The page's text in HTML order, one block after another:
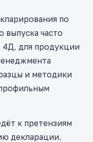
по
выпуска часто
для продукции
и методики
к претензиям
декларации.